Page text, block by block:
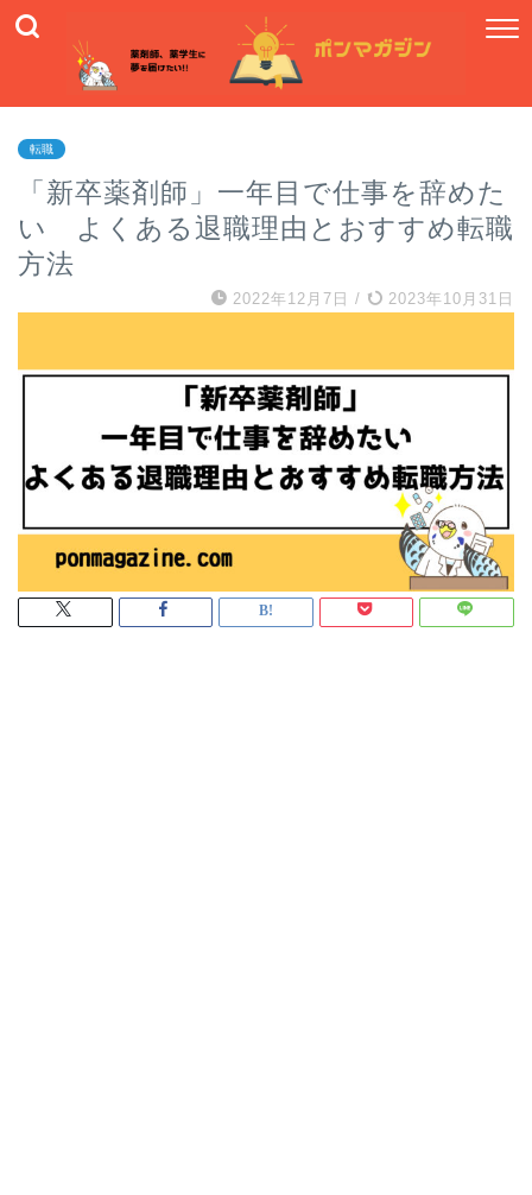
転職
「新卒薬剤師」一年目で仕事を辞めた
い よくある退職理由とおすすめ転職
方法
2022年12月7日 / 2023年10月31日